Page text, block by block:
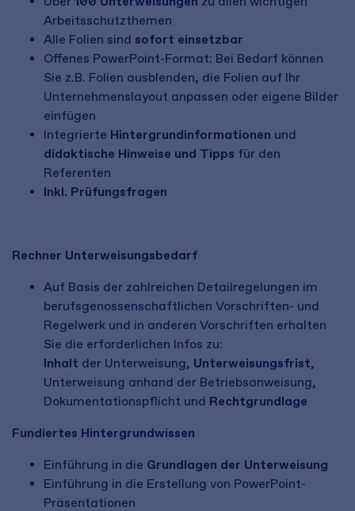
Arbeitsschutzthemen
Alle Folien sind sofort einsetzbar
Offenes PowerPoint-Format: Bei Bedarf können
Sie z.B. Folien ausblenden, die Folien auf Ihr
Unternehmenslayout anpassen oder eigene Bilder
einfügen
Integrierte Hintergrundinformationen und
didaktische Hinweise und Tipps für den
Referenten
Inkl. Prüfungsfragen
Rechner Unterweisungsbedarf
Auf Basis der zahlreichen Detailregelungen im
berufsgenossenschaftlichen Vorschriften- und
Regelwerk und in anderen Vorschriften erhalten
Sie die erforderlichen Infos zu:
Inhalt der Unterweisung, Unterweisungsfrist,
Unterweisung anhand der Betriebsanweisung,
Dokumentationspflicht und Rechtgrundlage
Fundiertes Hintergrundwissen
Einführung in die Grundlagen der Unterweisung
Einführung in die Erstellung von PowerPoint-
Präsentationen